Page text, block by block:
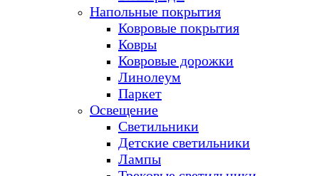
Напольные покрытия
Ковровые покрытия
Ковры
Ковровые дорожки
Линолеум
Паркет
Освещение
Светильники
Детские светильники
Лампы